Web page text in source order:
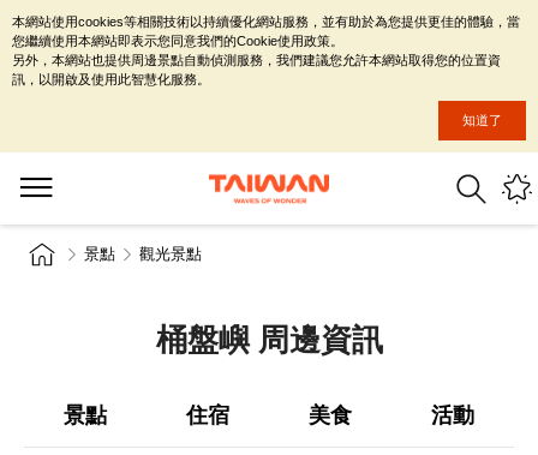
景點 觀光景點
桶盤嶼 周邊資訊
景點 住宿 美食 活動
本網站使用cookies等相關技術以持續優化網站服務，並有助於為您提供更佳的體驗，當
您繼續使用本網站即表示您同意我們的Cookie使用政策。
另外，本網站也提供周邊景點自動偵測服務，我們建議您允許本網站取得您的位置資
訊，以開啟及使用此智慧化服務。
知道了